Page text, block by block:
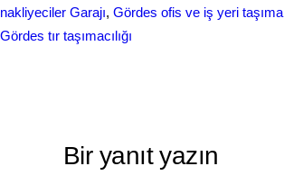
nakliyeciler Garajı, Gördes ofis ve iş yeri taşıma
Gördes tır taşımacılığı
Bir yanıt yazın